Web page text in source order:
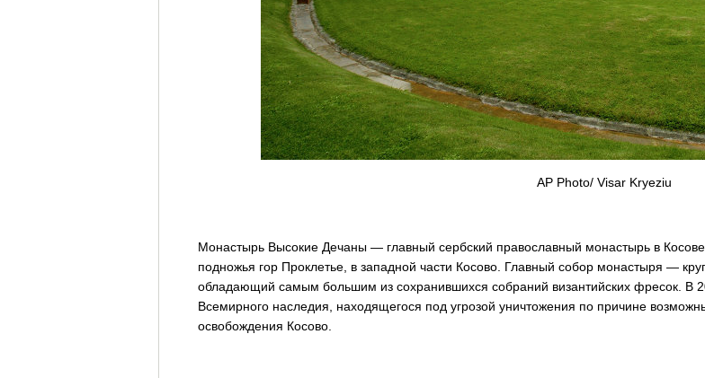
AP Photo/ Visar Kryeziu
Монастырь Высокие Дечаны — главный сербский православный монастырь в
подножья гор Проклетье, в западной части Косово. Главный собор монастыря —
обладающий самым большим из сохранившихся собраний византийских фресок. В
Всемирного наследия, находящегося под угрозой уничтожения по причине
освобождения Косово.